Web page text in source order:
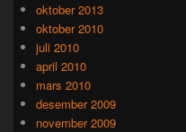
oktober 2013
oktober 2010
juli 2010
april 2010
mars 2010
desember 2009
november 2009